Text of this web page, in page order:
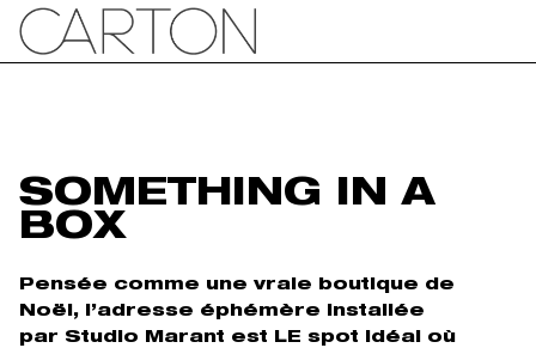
SOMETHING IN A
BOX
Pensée comme une vraie boutique de
Noël, l’adresse éphémère installée
par Studio Marant est LE spot idéal où